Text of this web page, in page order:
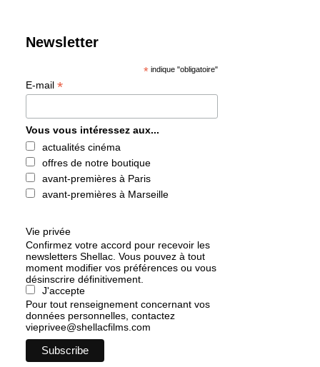
Newsletter
*indique "obligatoire"
E-mail *
Vous vous intéressez aux...
actualités cinéma
offres de notre boutique
avant-premières à Paris
avant-premières à Marseille
Vie privée
Confirmez votre accord pour recevoir les
newsletters Shellac. Vous pouvez à tout
moment modifier vos préférences ou vous
désinscrire définitivement.
J'accepte
Pour tout renseignement concernant vos
données personnelles, contactez
vieprivee@shellacfilms.com